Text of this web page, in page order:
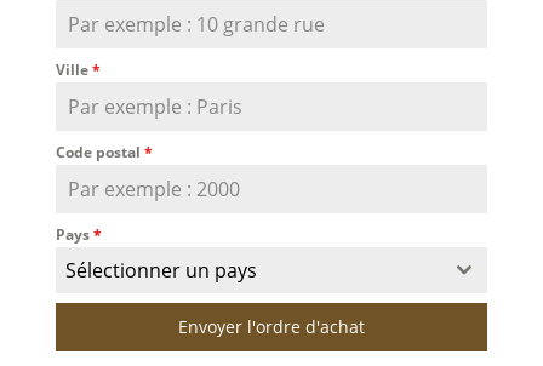
Ville*
Code postal *
Pays*
Sélectionner un pays
Envoyer l'ordre d'achat